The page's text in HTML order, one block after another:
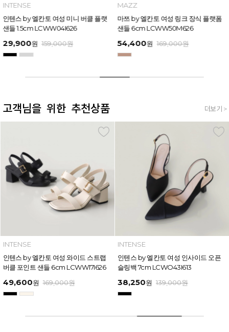
INTENSE
인텐스 by 엘칸토 여성 미니 버클 플랫
샌들 1.5cm LCWW04I626
29,900원 159,000원
MAZZ
마쯔 by 엘칸토 여성 링크 장식 플랫폼
샌들 6cm LCWW50M626
54,400원 169,000원
고객님을 위한 추천상품 더보기 >
INTENSE
인텐스 by 엘칸토 여성 와이드 스트랩
버클 포인트 샌들 6cm LCWW17I626
49,600원 169,000원
INTENSE
인텐스 by 엘칸토 여성 인사이드 오픈
슬링백 7cm LCWO43I613
38,250원 139,000원